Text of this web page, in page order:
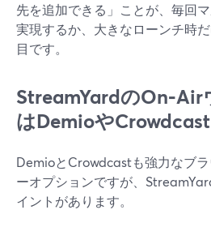
先を追加できる」ことが、毎回
実現するか、大きなローンチ時
目です。
StreamYardの
はDemioや
DemioとCrowdcastも強力なブ
ーオプションですが、
イントがあります。